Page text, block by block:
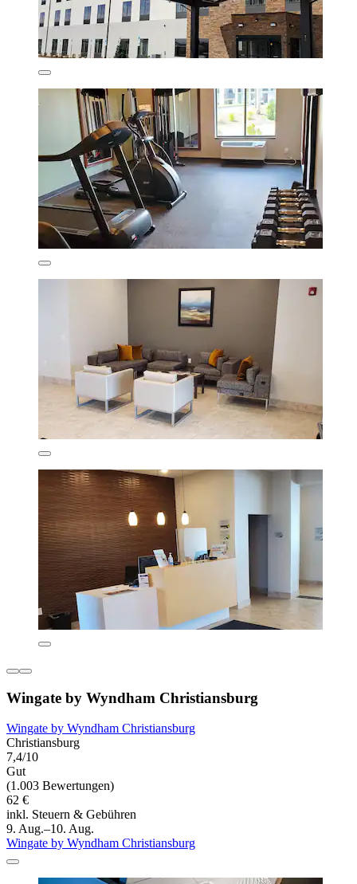
Wingate by Wyndham Christiansburg
Wingate by Wyndham Christiansburg
Christiansburg
7,4/10
Gut
(1.003 Bewertungen)
62 €
inkl. Steuern & Gebühren
9. Aug.–10. Aug.
Wingate by Wyndham Christiansburg